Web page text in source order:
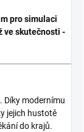
pro simulaci
ve skutečnosti -
. Díky modernímu
jejich hustotě
do krajů.